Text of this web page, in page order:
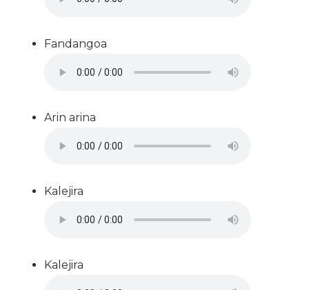
Fandangoa
Arin arina
Kalejira
Kalejira